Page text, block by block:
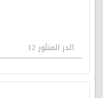
الدر المنثور 12